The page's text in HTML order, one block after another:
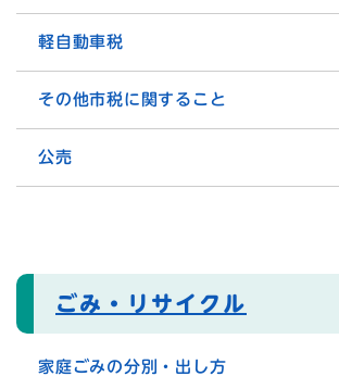
軽自動車税
その他市税に関すること
公売
ごみ・リサイクル
家庭ごみの分別・出し方